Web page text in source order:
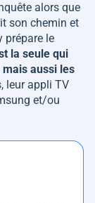
alors que
son chemin et
prépare le
la seule qui
aussi les
leur appli TV
et/ou